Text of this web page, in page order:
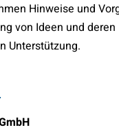
Hinweise und
von Ideen und deren
Unterstützung.